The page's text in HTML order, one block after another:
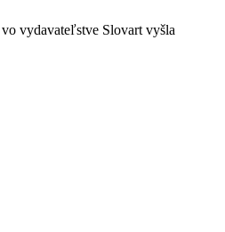
vydavateľstve Slovart vyšla